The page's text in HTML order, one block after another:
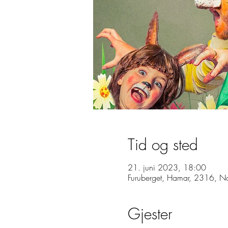
Tid og sted
21. juni 2023, 18:00
Furuberget, Hamar, 2316,
Gjester